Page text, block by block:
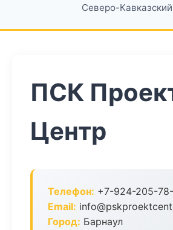
Северо-
ПСК
Центр
Телефон: +7-924-205-
Email:
Город: Барнаул